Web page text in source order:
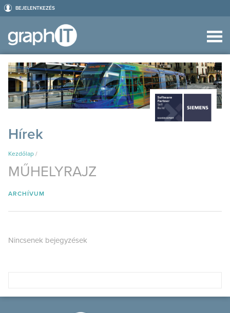
BEJELENTKEZÉS
Hírek
Kezdőlap /
MŰHELYRAJZ
ARCHÍVUM
Nincsenek bejegyzések